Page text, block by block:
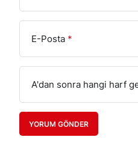
E-Posta *
A'dan sonra hangi harf
YORUM GÖNDER